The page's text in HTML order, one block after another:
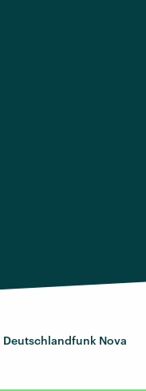
Deutschlandfunk Nova